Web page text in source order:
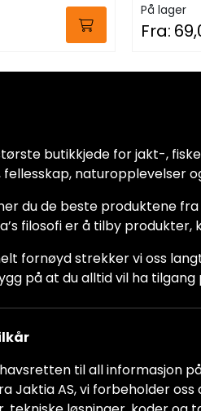
På lager
Fra:
butikkjede for jakt-,
naturopplevelser
du de beste produktene
filosofi er å tilby
fornøyd strekker vi oss
på at du alltid vil ha
til all informasjon
Jaktia AS, vi forbeholder